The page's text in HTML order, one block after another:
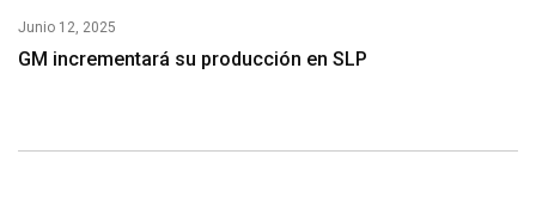
Junio 12, 2025
GM incrementará su producción en SLP